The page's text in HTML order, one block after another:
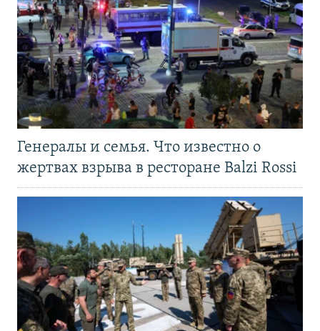
Генералы и семья. Что известно о
жертвах взрыва в ресторане Balzi Rossi